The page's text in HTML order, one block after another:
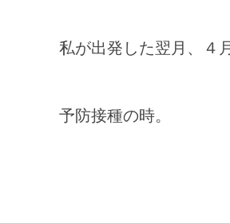
私が出発した翌月、４月
予防接種の時。